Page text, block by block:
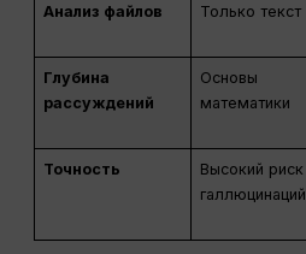
Анализ файлов Только текст
Глубина
рассуждений
Основы
математики
Точность
Высокий риск
галлюцинаций